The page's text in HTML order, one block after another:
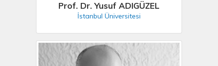
Prof. Dr. Yusuf ADIGÜZEL
İstanbul Üniversitesi